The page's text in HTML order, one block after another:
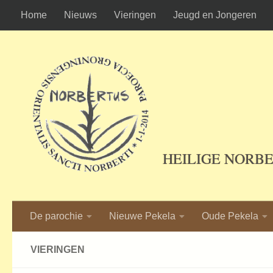
Ga naar de inhoud
Home Nieuws Vieringen Jeugd en Jongeren
HEILIGE
De parochie Nieuwe Pekela Oude Pekela
VIERINGEN